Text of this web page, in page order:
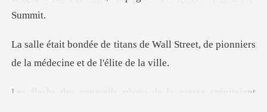
Historique
Déconnexion
Wall Street, de pionniers
de la m
ls photo de la presse